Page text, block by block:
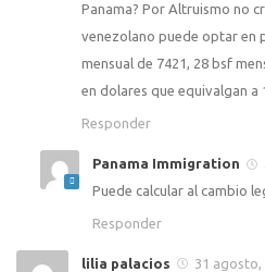
Panama? Por Altruismo no
venezolano puede optar en
mensual de 7421, 28 bsf
en dolares que equivalgan a
Responder
Panama Immigration
Puede calcular al cambio
Responder
lilia palacios
31 agosto,